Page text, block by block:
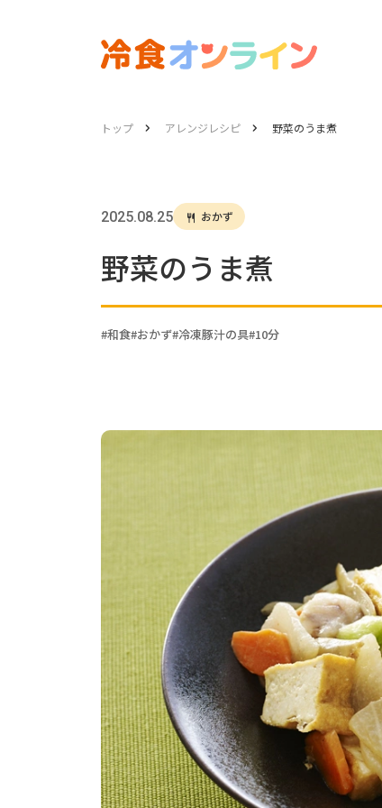
トップ アレンジレシピ 野菜のうま煮
2025.08.25 おかず
野菜のうま煮
和食 おかず 冷凍豚汁の具 10分